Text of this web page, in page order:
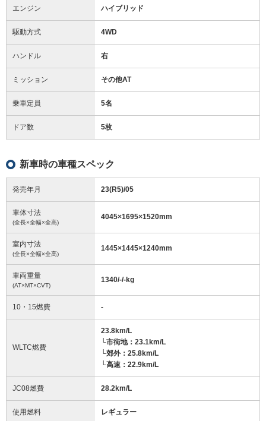
エンジン ハイブリッド
駆動方式 4WD
ハンドル 右
ミッション その他AT
乗車定員 5名
ドア数 5枚
新車時の車種スペック
発売年月 23(R5)/05
車体寸法
(全長×全幅×全高)
4045×1695×1520mm
室内寸法
(全長×全幅×全高)
1445×1445×1240mm
車両重量
(AT×MT×CVT)
1340/-/-kg
10・15燃費 -
WLTC燃費
23.8km/L
└市街地：23.1km/L
└郊外：25.8km/L
└高速：22.9km/L
JC08燃費 28.2km/L
使用燃料 レギュラー